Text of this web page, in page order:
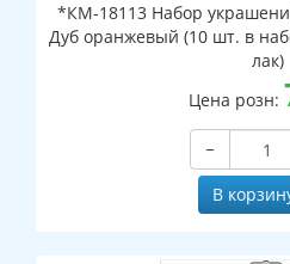
*КМ-18113 Набор
Дуб оранжевый (10 шт. в
лак)
Цена розн:
−
В